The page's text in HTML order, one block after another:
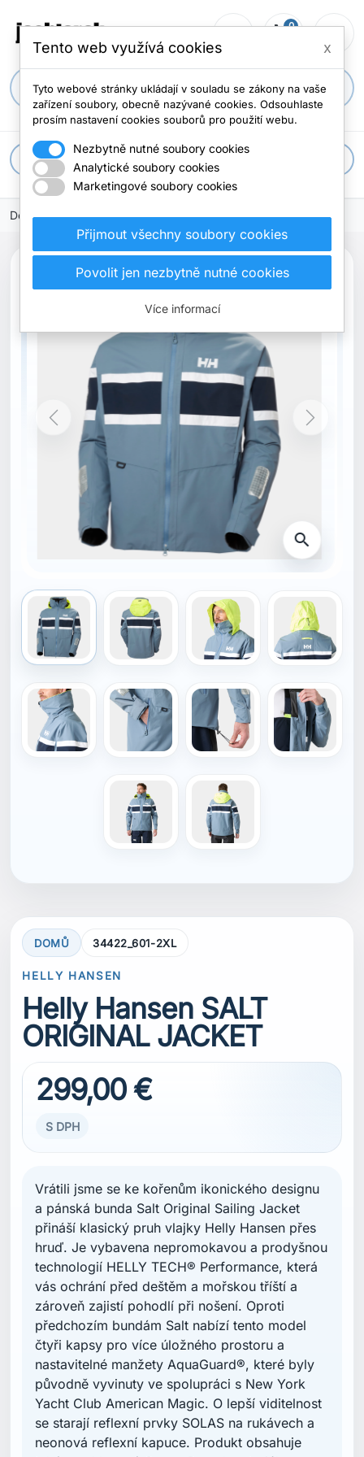
search
person_outline shopping_cart
0 menu
apps Všechny kategorie
Domů
Previous Next
HELLY HANSEN
Helly Hansen SALT
299,00 €
Vrátili jsme se ke kořenům ikonického designu
a pánská bunda Salt Original Sailing Jacket
přináší klasický pruh vlajky Helly Hansen přes
hruď. Je vybavena nepromokavou a prodyšnou
technologií HELLY TECH® Performance, která
vás ochrání před deštěm a mořskou tříští a
zároveň zajistí pohodlí při nošení. Oproti
čtyři kapsy pro více úložného prostoru a
nastavitelné manžety AquaGuard®, které byly
Yacht Club American Magic. O lepší viditelnost
se starají reflexní prvky SOLAS na rukávech a
také recyklované Ocean Bound materiály
získávané do 50 km od pobřeží nebo hlavních
vodních toků v oblastech ohrožených
plastovým znečištěním.
VELIKOST
XXL
S XL XXL
BARVA
Tento web využívá cookies x
Tyto webové stránky ukládají v souladu se zákony na vaše
zařízení soubory, obecně nazývané cookies. Odsouhlaste
prosím nastavení cookies souborů pro použití webu.
Nezbytně nutné soubory cookies
Analytické soubory cookies
Marketingové soubory cookies
Přijmout všechny soubory cookies
Povolit jen nezbytně nutné cookies
Více informací